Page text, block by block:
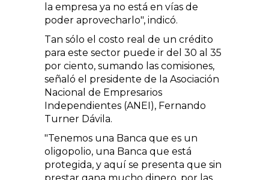
la empresa ya no está en vías de
poder aprovecharlo", indicó.
Tan sólo el costo real de un crédito
para este sector puede ir del 30 al 35
por ciento, sumando las comisiones,
señaló el presidente de la Asociación
Nacional de Empresarios
Independientes (ANEI), Fernando
Turner Dávila.
"Tenemos una Banca que es un
oligopolio, una Banca que está
protegida, y aquí se presenta que sin